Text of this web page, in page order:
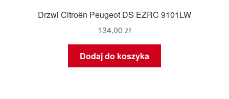
Drzwi Citroën Peugeot DS EZRC 9101LW
134,00 zł
Dodaj do koszyka